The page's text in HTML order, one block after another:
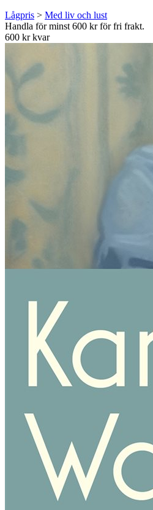
Lågpris > Med liv och lust
Handla för minst 600 kr för fri frakt.
600 kr kvar